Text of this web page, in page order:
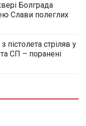
Болграда
Слави полеглих
пістолета стріляв у
СП – поранені